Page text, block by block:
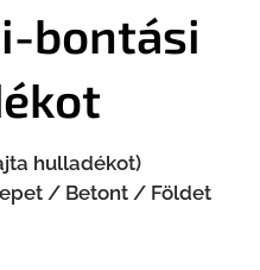
bontási
hulladékot)
/ Betont / Földet